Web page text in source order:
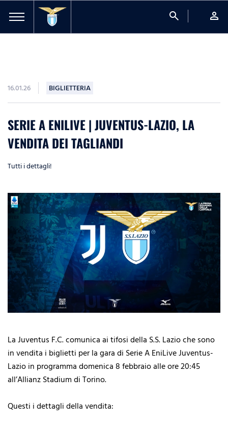
search person
16.01.26 BIGLIETTERIA
SERIE A ENILIVE | JUVENTUS-LAZIO, LA
VENDITA DEI TAGLIANDI
Tutti i dettagli!
La Juventus F.C. comunica ai tifosi della S.S. Lazio che sono
in vendita i biglietti per la gara di Serie A EniLive Juventus-
Lazio in programma domenica 8 febbraio alle ore 20:45
all’Allianz Stadium di Torino.
Questi i dettagli della vendita: